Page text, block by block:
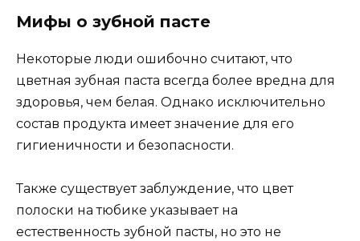
Мифы о зубной пасте
Некоторые люди ошибочно считают, что
цветная зубная паста всегда более вредна для
здоровья, чем белая. Однако исключительно
состав продукта имеет значение для его
гигиеничности и безопасности.
Также существует заблуждение, что цвет
полоски на тюбике указывает на
естественность зубной пасты, но это не